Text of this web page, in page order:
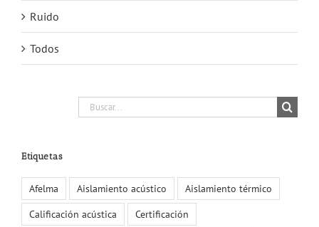
Ruido
Todos
Buscar:
Etiquetas
Afelma Aislamiento acústico
Aislamiento térmico
Calificación acústica
Certificación